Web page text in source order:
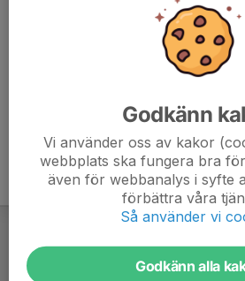
Godkänn
Vi använder oss av kakor
webbplats ska fungera bra
även för webbanalys i syfte
förbättra våra
Så använder vi
Godkänn alla